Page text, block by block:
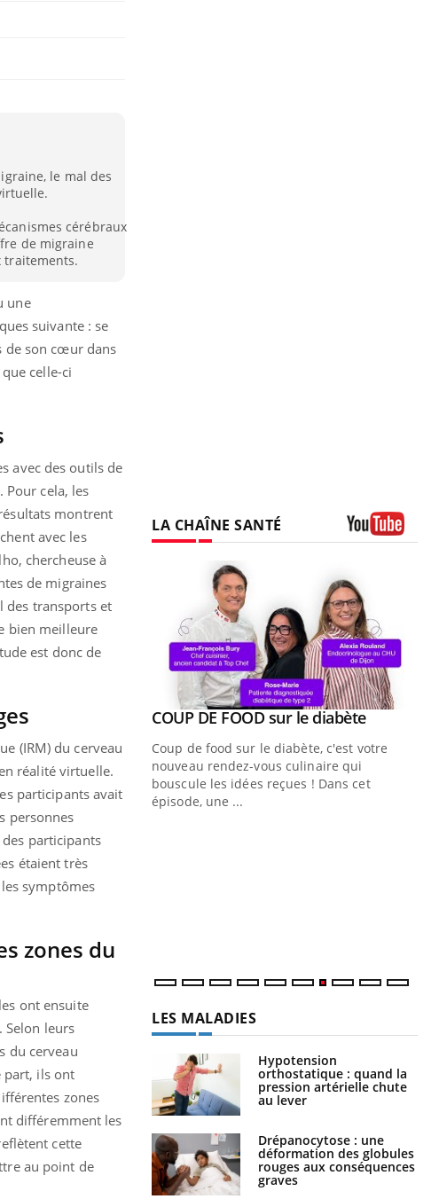
le mal des
cérébraux
de migraine
traitements.
une
suivante : se
de son cœur dans
celle-ci
avec des outils de
cela, les
montrent
avec les
chercheuse à
de migraines
des transports et
bien meilleure
est donc de
(IRM) du cerveau
réalité virtuelle.
participants avait
personnes
participants
étaient très
symptômes
zones du
ont ensuite
Selon leurs
du cerveau
part, ils ont
zones
différemment les
cette
au point de
LA CHAÎNE SANTÉ
» pour
la médecine
à un groupe
matière de bilan de
« jumeau
...
Youtube
COUP DE FOOD sur le diabèteYoutube
Coup de food sur le diabète, c'est votre
nouveau rendez-vous culinaire qui
bouscule les idées reçues ! Dans cet
épisode, une ...
LES MALADIES
Hypotension
orthostatique : quand la
pression artérielle chute
au lever
Drépanocytose : une
déformation des globules
rouges aux conséquences
graves